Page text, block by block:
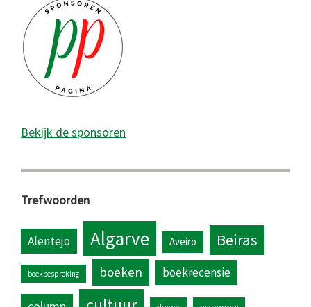
Bekijk de sponsoren
Trefwoorden
Alentejo Algarve Aveiro Beiras
boekbespreking boeken boekrecensie